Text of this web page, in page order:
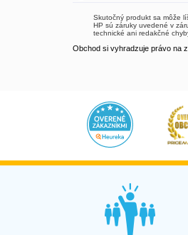
Skutočný produkt sa môže
HP sú záruky uvedené v
technické ani redakčné
Obchod si vyhradzuje právo na